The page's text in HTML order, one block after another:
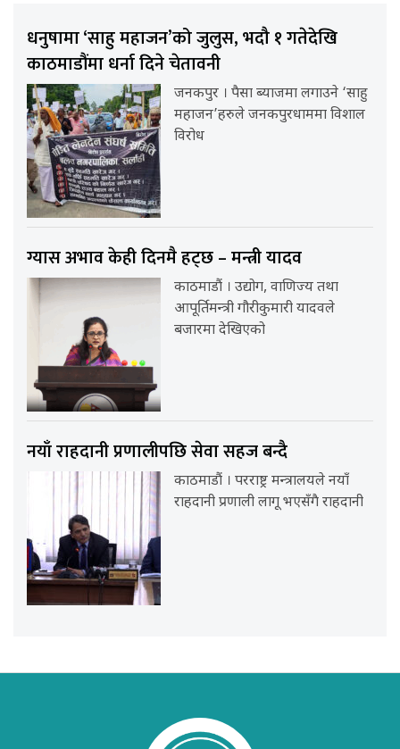
धनुषामा ‘साहु महाजन’को जुलुस, भदौ १ गतेदेखि
काठमाडौंमा धर्ना दिने चेतावनी
जनकपुर । पैसा ब्याजमा लगाउने ‘साहु
महाजन’हरुले जनकपुरधाममा विशाल
विरोध
ग्यास अभाव केही दिनमै हट्छ – मन्त्री यादव
काठमाडौं । उद्योग, वाणिज्य तथा
आपूर्तिमन्त्री गौरीकुमारी यादवले
बजारमा देखिएको
नयाँ राहदानी प्रणालीपछि सेवा सहज बन्दै
काठमाडौं । परराष्ट्र मन्त्रालयले नयाँ
राहदानी प्रणाली लागू भएसँगै राहदानी